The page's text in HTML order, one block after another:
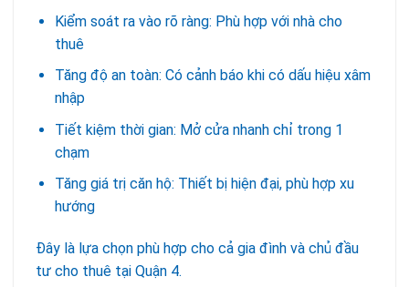
Kiểm soát ra vào rõ ràng: Phù hợp với nhà cho
thuê
Tăng độ an toàn: Có cảnh báo khi có dấu hiệu xâm
nhập
Tiết kiệm thời gian: Mở cửa nhanh chỉ trong 1
chạm
Tăng giá trị căn hộ: Thiết bị hiện đại, phù hợp xu
hướng
Đây là lựa chọn phù hợp cho cả gia đình và chủ đầu
tư cho thuê tại Quận 4.